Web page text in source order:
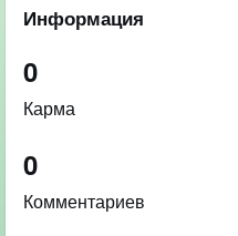
Информация
0
Карма
0
Комментариев